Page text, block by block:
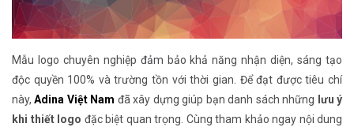
Mẫu logo chuyên nghiệp đảm bảo khả năng nhận diện, sáng tạo
độc quyền 100% và trường tồn với thời gian. Để đạt được tiêu chí
này,Adina Việt Nam đã xây dựng giúp bạn danh sách những lưu ý
khi thiết logo đặc biệt quan trọng. Cùng tham khảo ngay nội dung